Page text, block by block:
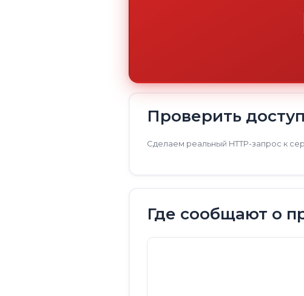
Проверить
Сделаем реальный HTTP-запрос к
Где сообщают о